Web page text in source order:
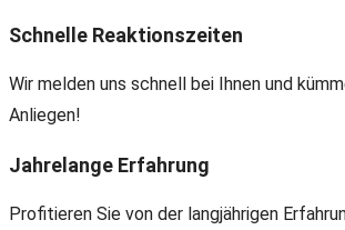
Schnelle Reaktionszeiten
Wir melden uns schnell bei Ihnen und
Anliegen!
Jahrelange Erfahrung
Profitieren Sie von der langjährigen